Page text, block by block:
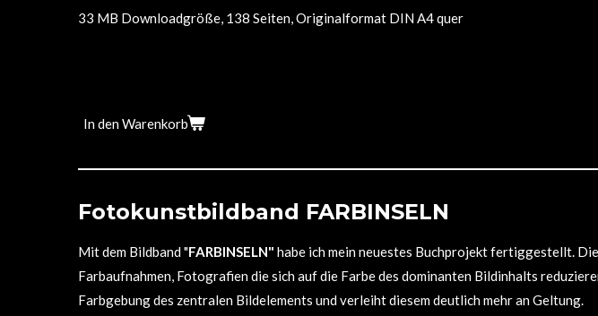
33 MB Downloadgröße, 138 Seiten, Originalformat DIN A4 quer
In den Warenkorb
Fotokunstbildband FARBINSELN
Mit dem Bildband "FARBINSELN" habe ich mein neuestes Buchprojekt fertiggestellt.
Farbaufnahmen, Fotografien die sich auf die Farbe des dominanten Bildinhalts
Farbgebung des zentralen Bildelements und verleiht diesem deutlich mehr an Geltung.